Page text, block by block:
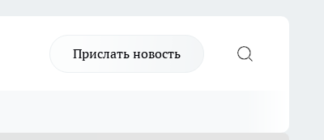
Прислать новость